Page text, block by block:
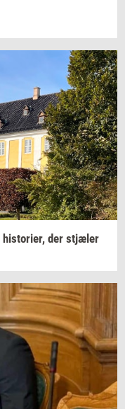
hi­sto­ri­er, der stjæ­ler